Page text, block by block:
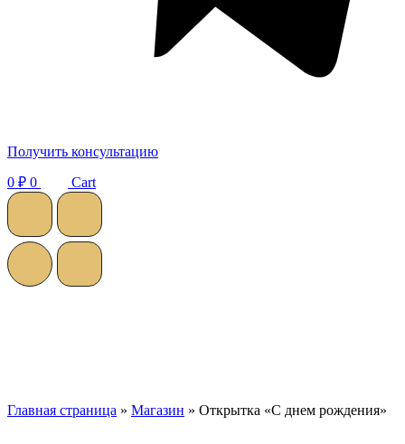
Получить консультацию
0 ₽ 0 Cart
Главная страница » Магазин » Открытка «С днем рождения»